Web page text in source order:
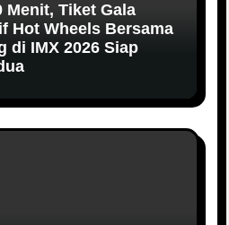
Menit, Tiket Gala
Hot Wheels Bersama
di IMX 2026 Siap